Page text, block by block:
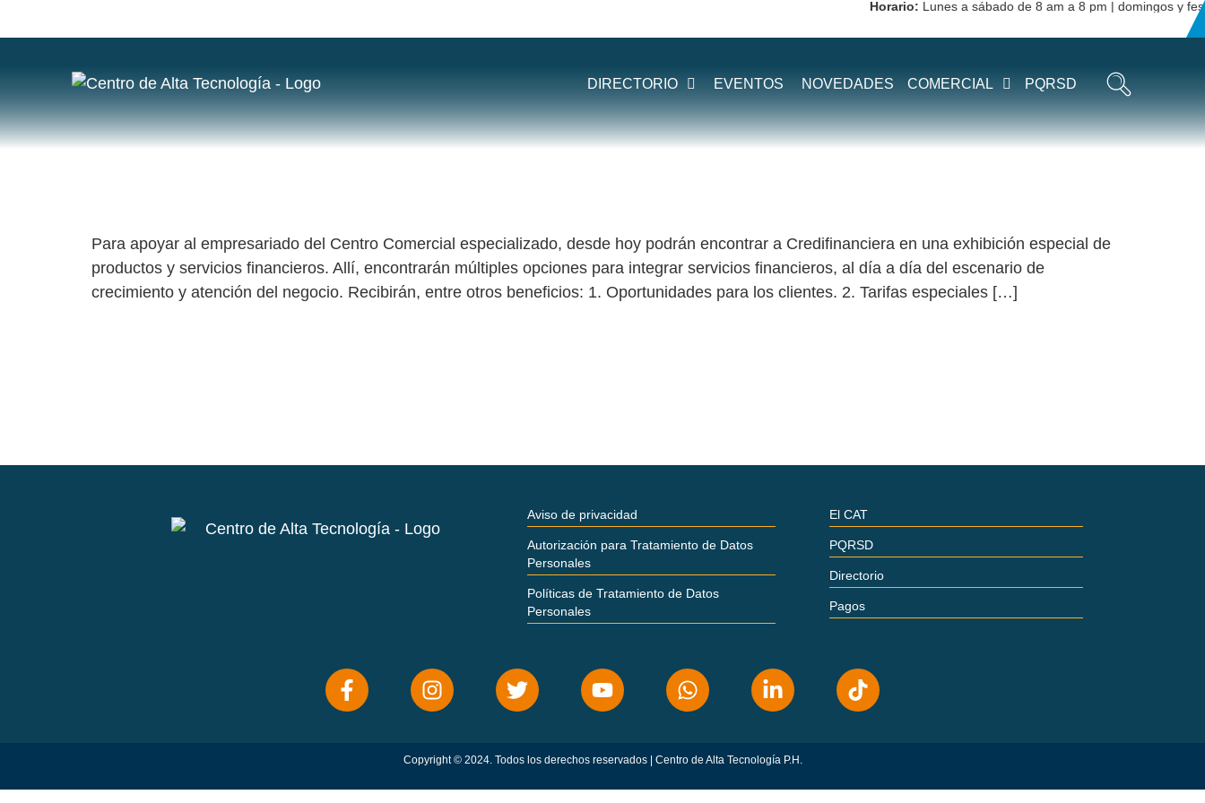
Horario:Lunes a sábado de 8 am a 8 pm | domingos y
DIRECTORIO EVENTOS NOVEDADES COMERCIAL PQRSD
ETIQUETA:CREDIFINANCIERA
Para apoyar al empresariado del Centro Comercial especializado, desde hoy podrán encontrar a Credifinanciera en una exhibición especial de
productos y servicios financieros. Allí, encontrarán múltiples opciones para integrar servicios financieros, al día a día del escenario de
crecimiento y atención del negocio. Recibirán, entre otros beneficios: 1. Oportunidades para los clientes. 2. Tarifas especiales […]
Aviso de privacidad
Autorización para Tratamiento de Datos
Personales
Políticas de Tratamiento de Datos
Personales
El CAT
PQRSD
Directorio
Pagos
Copyright © 2024. Todos los derechos reservados | Centro de Alta Tecnología P.H.